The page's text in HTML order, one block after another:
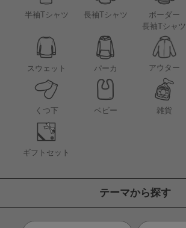
半袖Tシャツ 長袖Tシャツ
ボーダー
長袖Tシャツ
スウェット パーカ アウター
くつ下 ベビー 雑貨
ギフトセット
テーマから探す